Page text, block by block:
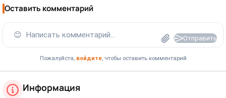
Оставить комментарий
😊 Написать комментарий... Отправить
Пожалуйста, войдите, чтобы оставить комментарий
Информация